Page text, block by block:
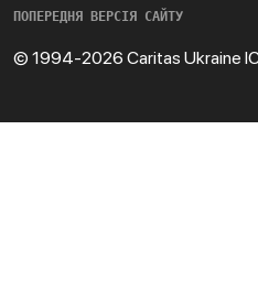
ПОПЕРЕДНЯ ВЕРСІЯ САЙТУ
© 1994-2026 Caritas Ukraine